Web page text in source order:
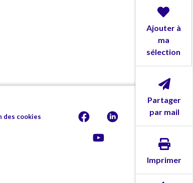
Ajouter à
ma
sélection
Partager
par mail
Imprimer
des cookies